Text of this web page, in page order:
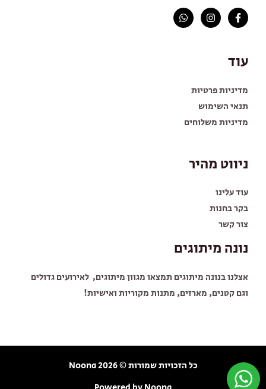
עוד
מדיניות פרטיות
תנאי השימוש
מדיניות משלוחים
ניווט מהיר
עוד עלינו
בקר בחנות
צור קשר
נונה מיתוגים
אצלנו בנונה מיתוגים תמצאו מגוון מיתוגים, לאירועים גדולים
וגם קטנים, מארזים, מתנות מקוריות ואישיות!
כל הזכויות שמורות © 2026 Noona